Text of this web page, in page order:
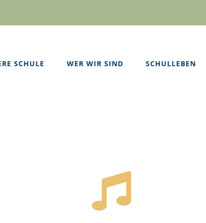
SCHULE WER WIR SIND SCHULLEBEN